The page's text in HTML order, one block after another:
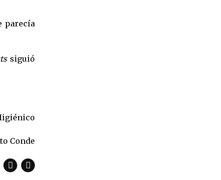
parecía
siguió
Conde